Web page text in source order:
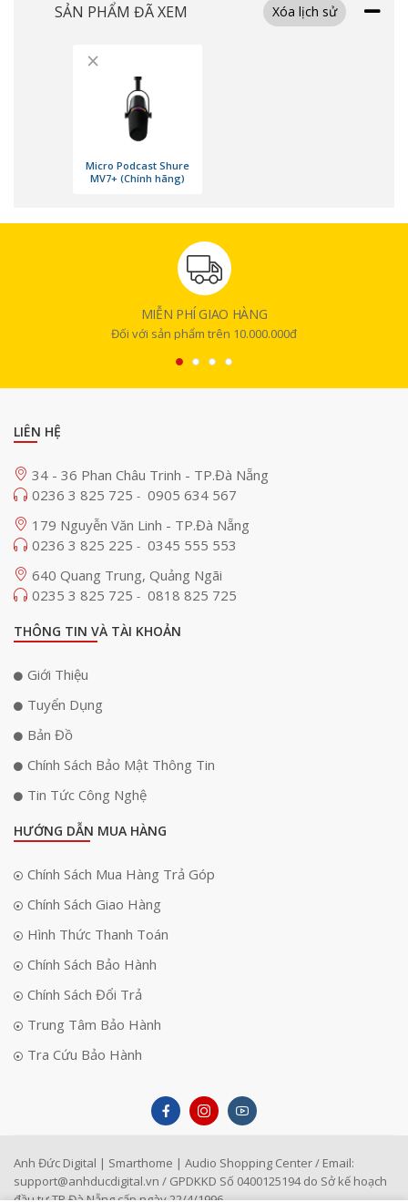
SẢN PHẨM ĐÃ XEM Xóa lịch sử
×
Micro Podcast Shure
MV7+ (Chính hãng)
MIỄN PHÍ GIAO HÀNG
Đối với sản phẩm trên 10.000.000đ
LIÊN HỆ
34 - 36 Phan Châu Trinh - TP.Đà Nẵng
0236 3 825 725 - 0905 634 567
179 Nguyễn Văn Linh - TP.Đà Nẵng
0236 3 825 225 - 0345 555 553
640 Quang Trung, Quảng Ngãi
0235 3 825 725 - 0818 825 725
THÔNG TIN VÀ TÀI KHOẢN
Giới Thiệu
Tuyển Dụng
Bản Đồ
Chính Sách Bảo Mật Thông Tin
Tin Tức Công Nghệ
HƯỚNG DẪN MUA HÀNG
Chính Sách Mua Hàng Trả Góp
Chính Sách Giao Hàng
Hình Thức Thanh Toán
Chính Sách Bảo Hành
Chính Sách Đổi Trả
Trung Tâm Bảo Hành
Tra Cứu Bảo Hành
Anh Đức Digital | Smarthome | Audio Shopping Center / Email:
support@anhducdigital.vn / GPDKKD Số 0400125194 do Sở kế hoạch